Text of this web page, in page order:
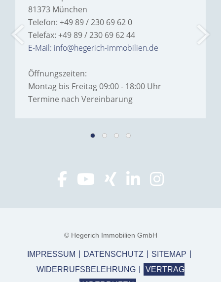
81373 München
Telefon: +49 89 / 230 69 62 0
Telefax: +49 89 / 230 69 62 44
E-Mail: info@hegerich-immobilien.de
Öffnungszeiten:
Montag bis Freitag 09:00 - 18:00 Uhr
Termine nach Vereinbarung
© Hegerich Immobilien GmbH
IMPRESSUM DATENSCHUTZ
SITEMAP
WIDERRUFSBELEHRUNG
VERTRAG